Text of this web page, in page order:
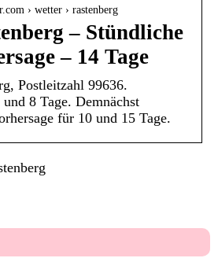
› wetter › rastenberg
– Stündliche
– 14 Tage
Postleitzahl 99636.
8 Tage. Demnächst
für 10 und 15 Tage.